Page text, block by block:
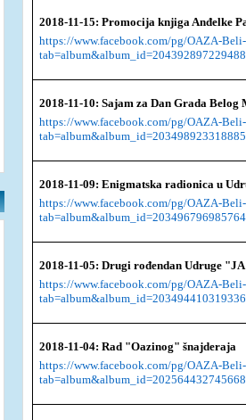
2018-11-15: Promocija knjiga Anđelke
https://www.facebook.com/pg/OAZA-
2018-11-10: Sajam za Dan Grada Belog
https://www.facebook.com/pg/OAZA-
2018-11-09: Enigmatska radionica u
https://www.facebook.com/pg/OAZA-
2018-11-05: Drugi rođendan Udruge
https://www.facebook.com/pg/OAZA-
2018-11-04: Rad "Oazinog" šnajderaja
https://www.facebook.com/pg/OAZA-